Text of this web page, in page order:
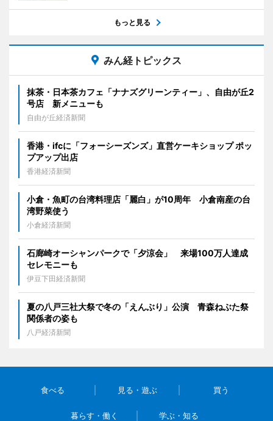
もっと見る
みん経トピックス
抹茶・日本茶カフェ「ナナズグリーンティー」、自由が丘2
号店 新メニューも
自由が丘経済新聞
香港・ifcに「フォーシーズンズ」直営ケーキショップ ポッ
プアップ出店
香港経済新聞
小倉・魚町の台湾料理店「麗白」が10周年 小倉南産の台
湾野菜使う
小倉経済新聞
石廊崎オーシャンパークで「夕涼会」 来場100万人達成
セレモニーも
伊豆下田経済新聞
夏の八戸三社大祭で冬の「えんぶり」公演 青森ねぶた祭
関係者の姿も
八戸経済新聞
食べる 見る・遊ぶ 買う
暮らす・働く 学ぶ・知る